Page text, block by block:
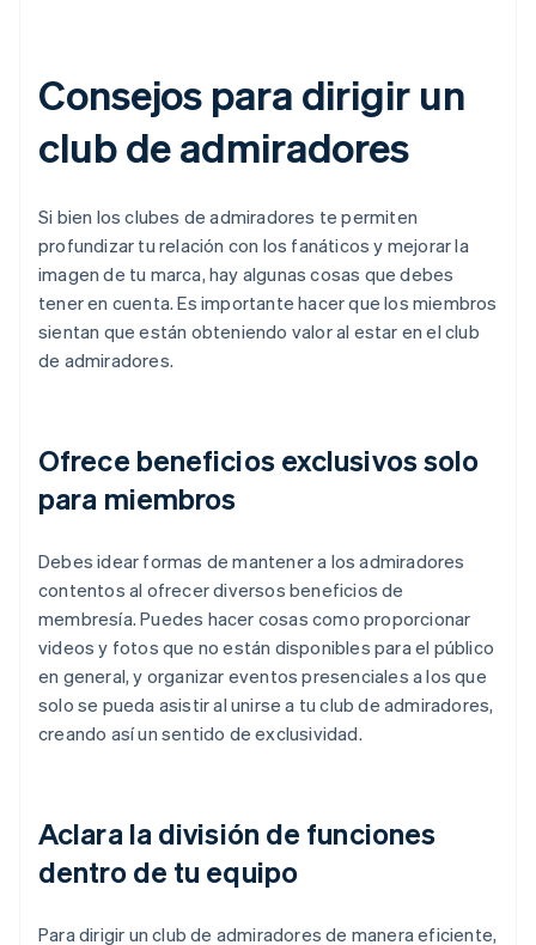
Consejos para dirigir un
club de admiradores
Si bien los clubes de admiradores te permiten
profundizar tu relación con los fanáticos y mejorar la
imagen de tu marca, hay algunas cosas que debes
tener en cuenta. Es importante hacer que los miembros
sientan que están obteniendo valor al estar en el club
de admiradores.
Ofrece beneficios exclusivos solo
para miembros
Debes idear formas de mantener a los admiradores
contentos al ofrecer diversos beneficios de
membresía. Puedes hacer cosas como proporcionar
videos y fotos que no están disponibles para el público
en general, y organizar eventos presenciales a los que
solo se pueda asistir al unirse a tu club de admiradores,
creando así un sentido de exclusividad.
Aclara la división de funciones
dentro de tu equipo
Para dirigir un club de admiradores de manera eficiente,